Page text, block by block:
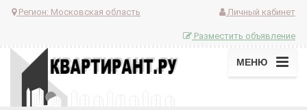
Регион: Московская область Личный кабинет
Разместить объявление
МЕНЮ